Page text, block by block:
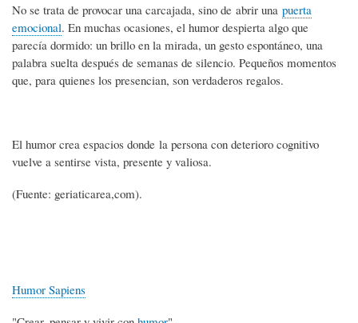
No se trata de provocar una carcajada, sino de abrir una puerta
emocional. En muchas ocasiones, el humor despierta algo que
parecía dormido: un brillo en la mirada, un gesto espontáneo, una
palabra suelta después de semanas de silencio. Pequeños momentos
que, para quienes los presencian, son verdaderos regalos.
El humor crea espacios donde la persona con deterioro cognitivo
vuelve a sentirse vista, presente y valiosa.
(Fuente: geriaticarea,com).
Humor Sapiens